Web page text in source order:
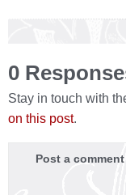
0
Stay in touch with
on this post.
Post a comment